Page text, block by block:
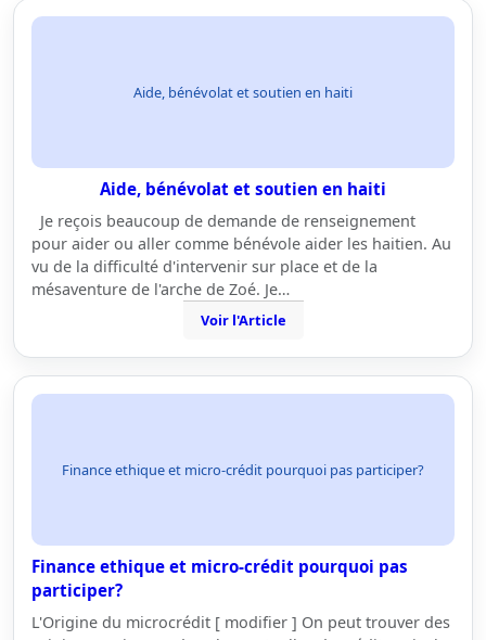
Aide, bénévolat et soutien en haiti
Aide, bénévolat et soutien en haiti
Je reçois beaucoup de demande de renseignement
pour aider ou aller comme bénévole aider les haitien. Au
vu de la difficulté d'intervenir sur place et de la
mésaventure de l'arche de Zoé. Je…
Voir l'Article
Finance ethique et micro-crédit pourquoi pas participer?
Finance ethique et micro-crédit pourquoi pas
participer?
L'Origine du microcrédit [ modifier ] On peut trouver des